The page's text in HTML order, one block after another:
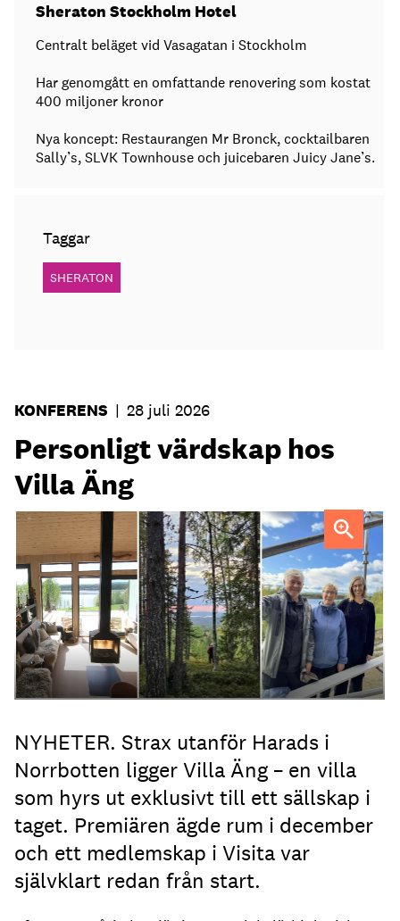
Sheraton Stockholm Hotel
Centralt beläget vid Vasagatan i Stockholm
Har genomgått en omfattande renovering som kostat
400 miljoner kronor
Nya koncept: Restaurangen Mr Bronck, cocktailbaren
Sally’s, SLVK Townhouse och juicebaren Juicy Jane’s.
Taggar
SHERATON
KONFERENS | 28 juli 2026
Personligt värdskap hos
Villa Äng
Jenny Isaksson (th) med föräldrarna Kent Lindvall och
Britta Jonsson Lindvall.
NYHETER. Strax utanför Harads i
Norrbotten ligger Villa Äng – en villa
som hyrs ut exklusivt till ett sällskap i
taget. Premiären ägde rum i december
och ett medlemskap i Visita var
självklart redan från start.